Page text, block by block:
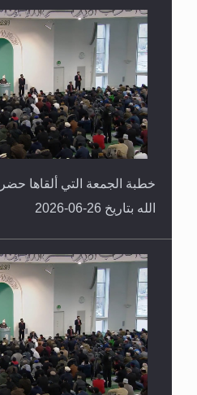
خطبة الجمعة التي ألقاها
الله بتاريخ 26-06-2026